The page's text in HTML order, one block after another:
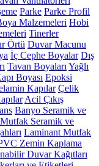
Parke Parke Profil
Malzemeleri Hobi
Tinerler
Örtü Duvar Macunu
İç Cephe Boyalar Dış
Tavan Boyaları Yağlı
Boyası Epoksi
Kapılar Çelik
Acil Çıkış
Banyo Seramik ve
Mutfak Seramik ve
Laminant Mutfak
Zemin Kaplama
Duvar Kağıtları